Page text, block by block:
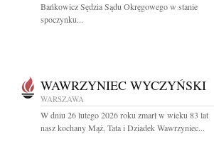
Bańkowicz Sędzia Sądu Okręgowego w stanie
spoczynku...
WAWRZYNIEC WYCZYŃSKI
WARSZAWA
W dniu 26 lutego 2026 roku zmarł w wieku 83 lat
nasz kochany Mąż, Tata i Dziadek Wawrzyniec...